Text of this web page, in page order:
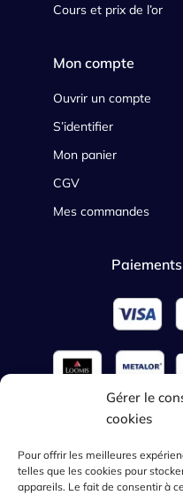
Gérer le
cookies
Pour offrir les meilleures
telles que les cookies pour
appareils. Le fait de consentir à
Cours et prix de l’or
Mon compte
Ouvrir un compte
S’identifier
Mon panier
CGV
Mes commandes
French